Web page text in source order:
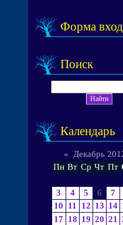
Форма
Поиск
Календарь
« Декабрь
Пн Вт Ср Чт Пт
3
4 5 6 7
10
11 12 13 14
17 18 19 20 21